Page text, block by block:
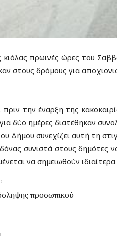
πρωινές ώρες του
στους δρόμους για
πριν την έναρξη της
δύο ημέρες διατέθηκαν
Δήμου συνεχίζει αυτή τη
συνιστά στους δημότες να
να σημειωθούν
προσωπικού